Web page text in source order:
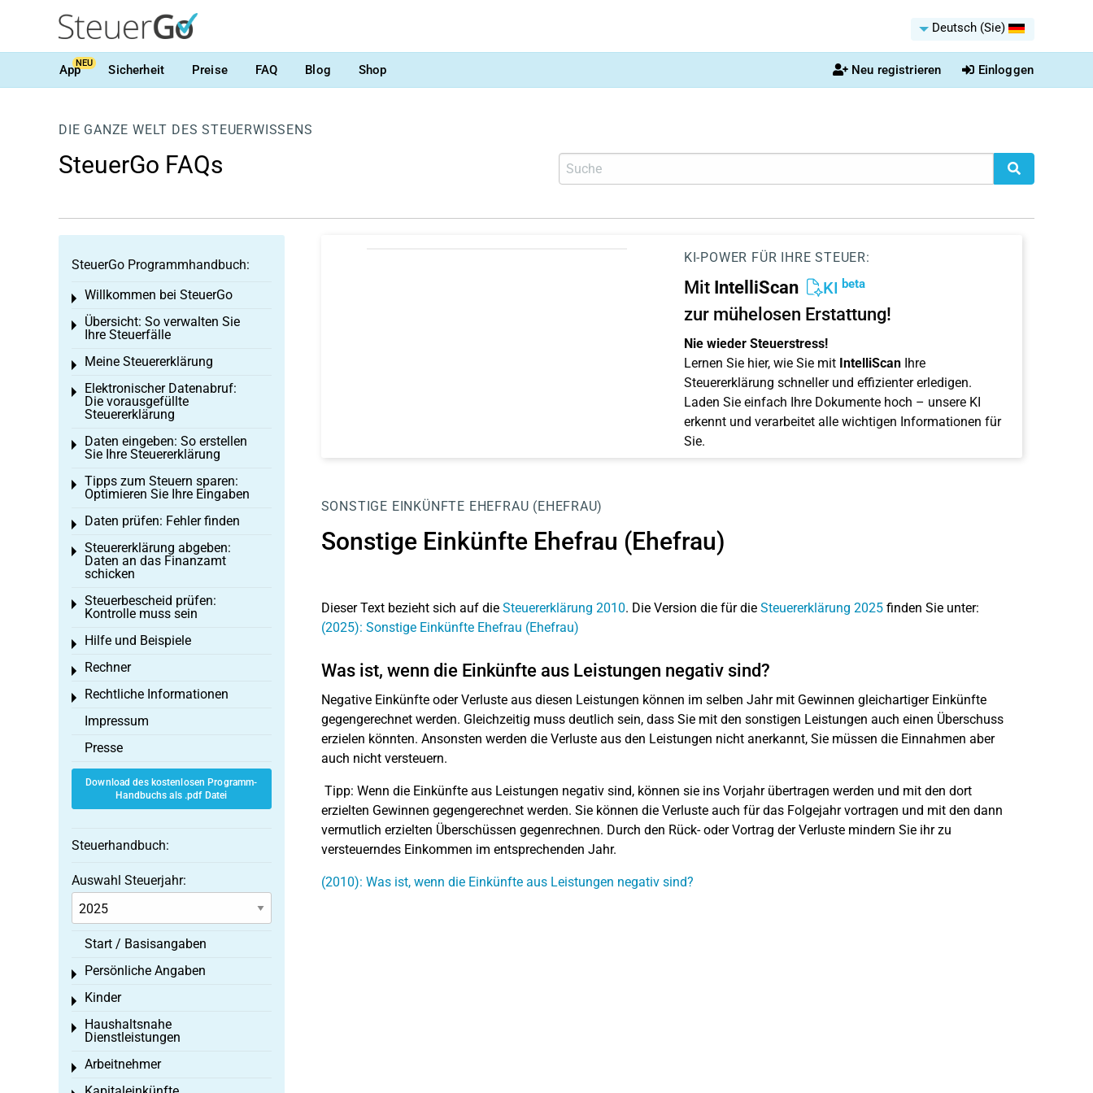
Deutsch (Sie)
AppNEU Sicherheit Preise FAQ Blog Shop Neu registrieren Einloggen
DIE GANZE WELT DES STEUERWISSENS
SteuerGo FAQs
KI-POWER FÜR IHRE STEUER:
Mit IntelliScan KI beta
zur mühelosen Erstattung!
Nie wieder Steuerstress!
Lernen Sie hier, wie Sie mit IntelliScanIhre
Steuererklärung schneller und effizienter erledigen.
Laden Sie einfach Ihre Dokumente hoch – unsere KI
erkennt und verarbeitet alle wichtigen Informationen für
Sie.
SONSTIGE EINKÜNFTE EHEFRAU (EHEFRAU)
Sonstige Einkünfte Ehefrau (Ehefrau)
Dieser Text bezieht sich auf die Steuererklärung 2010. Die Version die für die Steuererklärung 2025finden Sie unter:
(2025): Sonstige Einkünfte Ehefrau (Ehefrau)
Was ist, wenn die Einkünfte aus Leistungen negativ sind?
Negative Einkünfte oder Verluste aus diesen Leistungen können im selben Jahr mit Gewinnen gleichartiger Einkünfte
gegengerechnet werden. Gleichzeitig muss deutlich sein, dass Sie mit den sonstigen Leistungen auch einen Überschuss
erzielen könnten. Ansonsten werden die Verluste aus den Leistungen nicht anerkannt, Sie müssen die Einnahmen aber
auch nicht versteuern.
Tipp: Wenn die Einkünfte aus Leistungen negativ sind, können sie ins Vorjahr übertragen werden und mit den dort
erzielten Gewinnen gegengerechnet werden. Sie können die Verluste auch für das Folgejahr vortragen und mit den dann
vermutlich erzielten Überschüssen gegenrechnen. Durch den Rück- oder Vortrag der Verluste mindern Sie ihr zu
versteuerndes Einkommen im entsprechenden Jahr.
(2010): Was ist, wenn die Einkünfte aus Leistungen negativ sind?
SteuerGo Programmhandbuch:
Willkommen bei SteuerGo
Toggle menu
Übersicht: So verwalten Sie
Ihre Steuerfälle
Toggle menu
Meine Steuererklärung
Toggle menu
Elektronischer Datenabruf:
Die vorausgefüllte
Steuererklärung
Toggle menu
Daten eingeben: So erstellen
Sie Ihre Steuererklärung
Toggle menu
Tipps zum Steuern sparen:
Optimieren Sie Ihre Eingaben
Toggle menu
Daten prüfen: Fehler finden
Toggle menu
Steuererklärung abgeben:
Daten an das Finanzamt
schicken
Toggle menu
Steuerbescheid prüfen:
Kontrolle muss sein
Toggle menu
Hilfe und Beispiele
Toggle menu
Rechner
Toggle menu
Rechtliche Informationen
Toggle menu
Impressum
Presse
Download des kostenlosen Programm-
Handbuchs als .pdf Datei
Steuerhandbuch:
Auswahl Steuerjahr:
Start / Basisangaben
Persönliche Angaben
Toggle menu
Kinder
Toggle menu
Haushaltsnahe
Dienstleistungen
Toggle menu
Arbeitnehmer
Toggle menu